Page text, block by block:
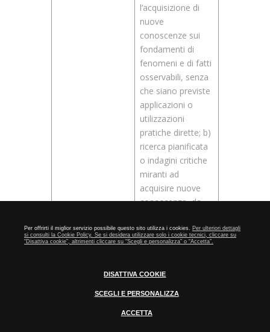
Per offrirti il miglior servizio possibile questo sito utilizza i cookies. Per ulteriori dettagli
si consulti la Cookie Policy. Se si desidera utilizzare solo i cookie tecnici, cliccare su
“Disattiva cookie”, altrimenti cliccare su “Scegli e personalizza” o “Accetta”.
DISATTIVA COOKIE
SCEGLI E PERSONALIZZA
ACCETTA
l’acquisizione di
nuove
conoscenze sui
fondamenti di
fenomeni e di fatti
osservabili, senza
che siano previste
applicazioni o
utilizzazioni
pratiche dirette; b)
ricerca pianificata
o indagini critiche
miranti ad
acquisire nuove
conoscenze, da
mettere a punto
nuovi prodotti,
o permettere un
prodotti, processi
o servizi esistenti